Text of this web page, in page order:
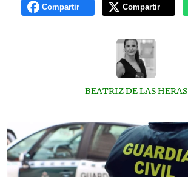
Compartir Compartir
BEATRIZ DE LAS HERAS